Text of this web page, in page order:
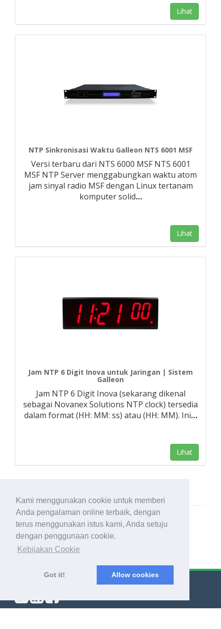
Kami menggunakan cookie untuk memberi
Anda pengalaman online terbaik, dengan
terus menggunakan istus kami, Anda setuju
dengan penggunaan cookie.
Kebijakan Cookie
Got it! Allow cookies
Lihat
NTP Sinkronisasi Waktu Galleon NTS 6001 MSF
Versi terbaru dari NTS 6000 MSF NTS 6001
MSF NTP Server menggabungkan waktu atom
jam sinyal radio MSF dengan Linux tertanam
komputer solid…
Lihat
Jam NTP 6 Digit Inova untuk Jaringan | Sistem
Galleon
Jam NTP 6 Digit Inova (sekarang dikenal
sebagai Novanex Solutions NTP clock) tersedia
dalam format (HH: MM: ss) atau (HH: MM). Ini…
Lihat
© Export Worldwide 2026